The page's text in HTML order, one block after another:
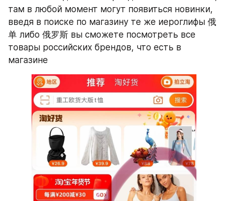
там в любой момент могут появиться новинки,
введя в поиске по магазину те же иероглифы 俄
单 либо 俄罗斯 вы сможете посмотреть все
товары российских брендов, что есть в
магазине